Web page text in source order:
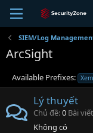
SIEM/Log
ArcSight
Available Prefixes:
Lý thuyết
Chủ đề 0 Bài viết
Không có